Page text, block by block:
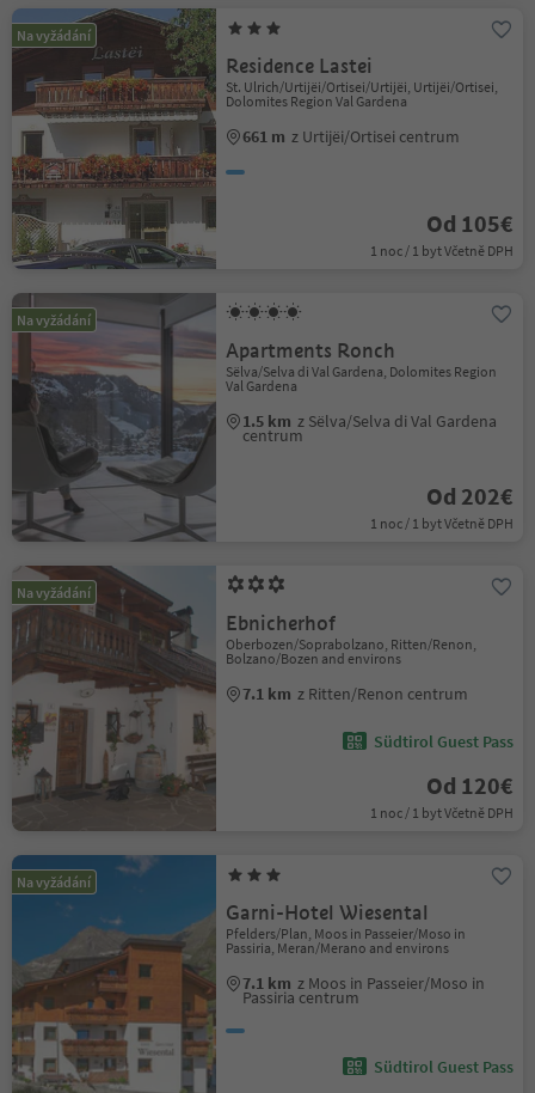
Na vyžádání
Residence Lastei
St. Ulrich/Urtijëi/Ortisei/Urtijëi, Urtijëi/Ortisei,
Dolomites Region Val Gardena
661 m z Urtijëi/Ortisei centrum
Od 105€
1 noc / 1 byt Včetně DPH
Na vyžádání
Apartments Ronch
Sëlva/Selva di Val Gardena, Dolomites Region
Val Gardena
1.5 km z Sëlva/Selva di Val Gardena
centrum
Od 202€
1 noc / 1 byt Včetně DPH
Na vyžádání
Ebnicherhof
Oberbozen/Soprabolzano, Ritten/Renon,
Bolzano/Bozen and environs
7.1 km z Ritten/Renon centrum
Südtirol Guest Pass
Od 120€
1 noc / 1 byt Včetně DPH
Na vyžádání
Garni-Hotel Wiesental
Pfelders/Plan, Moos in Passeier/Moso in
Passiria, Meran/Merano and environs
7.1 km z Moos in Passeier/Moso in
Passiria centrum
Südtirol Guest Pass